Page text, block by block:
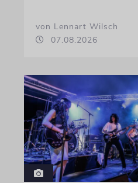
von Lennart Wilsch
07.08.2026